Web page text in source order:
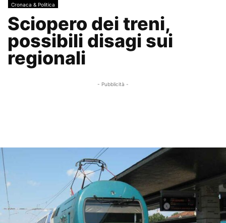
Cronaca & Politica
Sciopero dei treni,
possibili disagi sui
regionali
- Pubblicità -